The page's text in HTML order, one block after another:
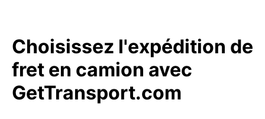
Choisissez l'expédition de
fret en camion avec
GetTransport.com